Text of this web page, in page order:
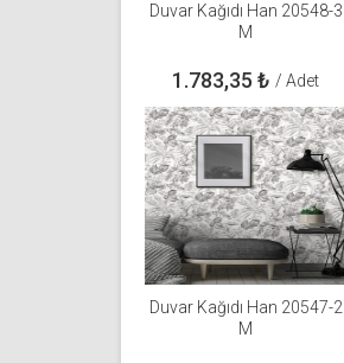
Duvar Kağıdı Han 20548-3
M
1.783,35 ₺ / Adet
Duvar Kağıdı Han 20547-2
M